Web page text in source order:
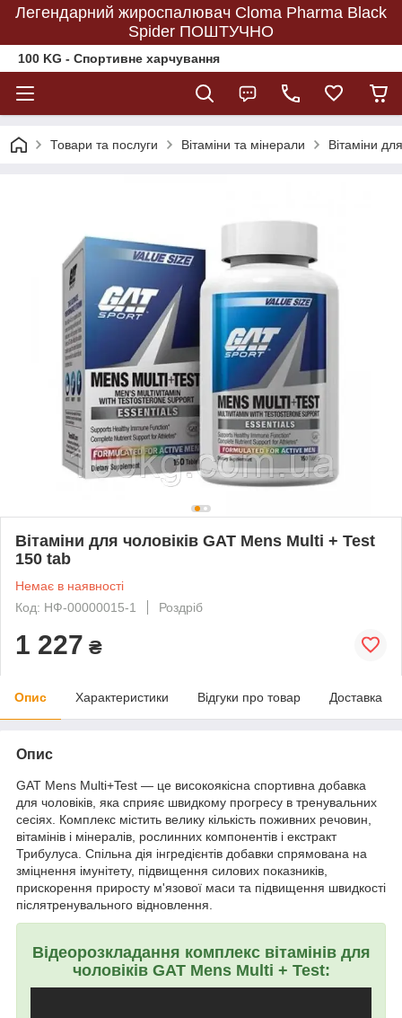
Легендарний жироспалювач Cloma Pharma Black
Spider ПОШТУЧНО
100 KG - Спортивне харчування
Товари та послуги Вітаміни та мінерали Вітаміни
Вітаміни для чоловіків GAT Mens Multi + Test
150 tab
Немає в наявності
Код: НФ-00000015-1
Роздріб
1 227 ₴
Опис Характеристики Відгуки про товар Доставка
Опис
GAT Mens Multi+Test — це високоякісна спортивна добавка
для чоловіків, яка сприяє швидкому прогресу в тренувальних
сесіях. Комплекс містить велику кількість поживних речовин,
вітамінів і мінералів, рослинних компонентів і екстракт
Трибулуса. Спільна дія інгредієнтів добавки спрямована на
зміцнення імунітету, підвищення силових показників,
прискорення приросту м'язової маси та підвищення швидкості
післятренувального відновлення.
Відеорозкладання комплекс вітамінів для
чоловіків GAT Mens Multi + Test: